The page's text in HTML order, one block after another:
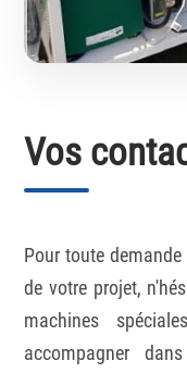
Vos
Pour toute
de votre projet,
machines
accompagner